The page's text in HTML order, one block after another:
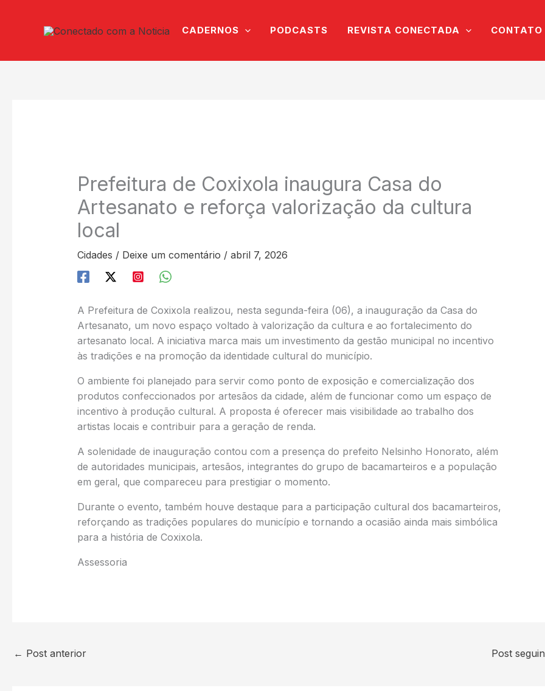
CADERNOS PODCASTS REVISTA CONECTADA CONTATO
Prefeitura de Coxixola inaugura Casa do
Artesanato e reforça valorização da cultura
local
Cidades / Deixe um comentário / abril 7, 2026
A Prefeitura de Coxixola realizou, nesta segunda-feira (06), a inauguração da Casa do
Artesanato, um novo espaço voltado à valorização da cultura e ao fortalecimento do
artesanato local. A iniciativa marca mais um investimento da gestão municipal no incentivo
às tradições e na promoção da identidade cultural do município.
O ambiente foi planejado para servir como ponto de exposição e comercialização dos
produtos confeccionados por artesãos da cidade, além de funcionar como um espaço de
incentivo à produção cultural. A proposta é oferecer mais visibilidade ao trabalho dos
artistas locais e contribuir para a geração de renda.
A solenidade de inauguração contou com a presença do prefeito Nelsinho Honorato, além
de autoridades municipais, artesãos, integrantes do grupo de bacamarteiros e a população
em geral, que compareceu para prestigiar o momento.
Durante o evento, também houve destaque para a participação cultural dos bacamarteiros,
reforçando as tradições populares do município e tornando a ocasião ainda mais simbólica
para a história de Coxixola.
Assessoria
← Post anterior Post